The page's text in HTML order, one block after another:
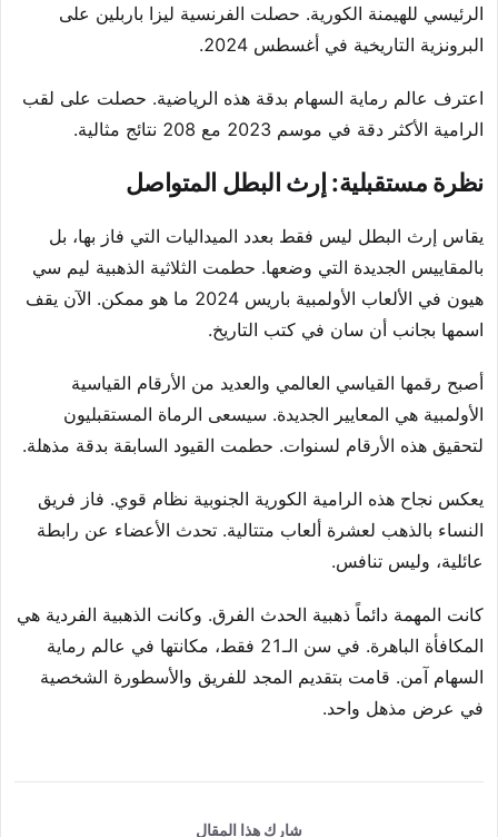
الرئيسي للهيمنة الكورية. حصلت الفرنسية ليزا باربلين على
البرونزية التاريخية في أغسطس 2024.
اعترف عالم رماية السهام بدقة هذه الرياضية. حصلت على لقب
الرامية الأكثر دقة في موسم 2023 مع 208 نتائج مثالية.
نظرة مستقبلية: إرث البطل المتواصل
يقاس إرث البطل ليس فقط بعدد الميداليات التي فاز بها، بل
بالمقاييس الجديدة التي وضعها. حطمت الثلاثية الذهبية ليم سي
هيون في الألعاب الأولمبية باريس 2024 ما هو ممكن. الآن يقف
اسمها بجانب أن سان في كتب التاريخ.
أصبح رقمها القياسي العالمي والعديد من الأرقام القياسية
الأولمبية هي المعايير الجديدة. سيسعى الرماة المستقبليون
لتحقيق هذه الأرقام لسنوات. حطمت القيود السابقة بدقة مذهلة.
يعكس نجاح هذه الرامية الكورية الجنوبية نظام قوي. فاز فريق
النساء بالذهب لعشرة ألعاب متتالية. تحدث الأعضاء عن رابطة
عائلية، وليس تنافس.
كانت المهمة دائماً ذهبية الحدث الفرق. وكانت الذهبية الفردية هي
المكافأة الباهرة. في سن الـ21 فقط، مكانتها في عالم رماية
السهام آمن. قامت بتقديم المجد للفريق والأسطورة الشخصية
في عرض مذهل واحد.
شارك هذا المقال